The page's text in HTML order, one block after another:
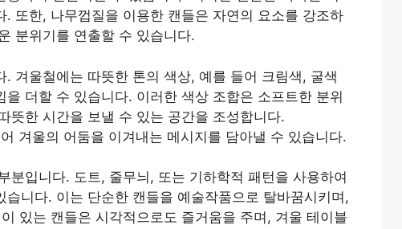
또한, 나무껍질을 이용한 캔들은 자연의 요소를 강조하
분위기를 연출할 수 있습니다.
겨울철에는 따뜻한 톤의 색상, 예를 들어 크림색, 굴색
더할 수 있습니다. 이러한 색상 조합은 소프트한 분위
뜻한 시간을 보낼 수 있는 공간을 조성합니다.
겨울의 어둠을 이겨내는 메시지를 담아낼 수 있습니다.
분입니다. 도트, 줄무늬, 또는 기하학적 패턴을 사용하여
니다. 이는 단순한 캔들을 예술작품으로 탈바꿈시키며,
있는 캔들은 시각적으로도 즐거움을 주며, 겨울 테이블